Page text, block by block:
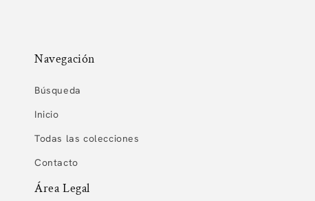
Navegación
Búsqueda
Inicio
Todas las colecciones
Contacto
Área Legal